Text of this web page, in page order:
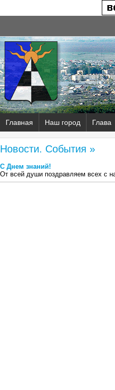
Главная Наш город Глава
Новости. События »
С Днем знаний!
От всей души поздравляем всех с